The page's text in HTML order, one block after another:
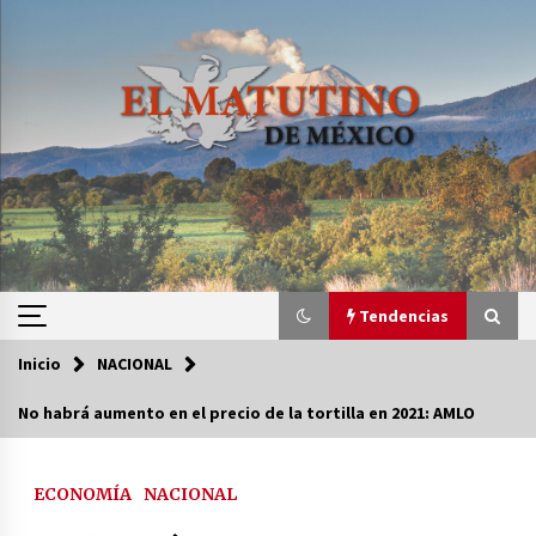
Tendencias
Tendencias
3 semanas atrás
Inicio NACIONAL
No habrá aumento en el precio de la tortilla en 2021: AMLO
ECONOMÍA NACIONAL